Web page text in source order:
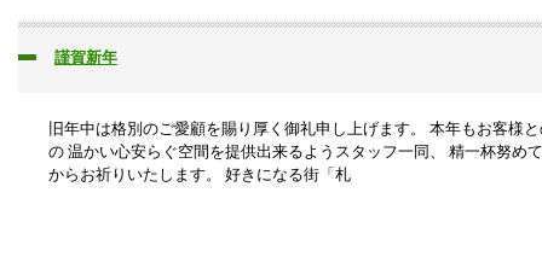
謹賀新年
旧年中は格別のご愛顧を賜り厚く御礼申し上げます。 本年もお客様
の 温かい心安らぐ空間を提供出来るようスタッフ一同、 精一杯努め
からお祈りいたします。 好きになる街「札